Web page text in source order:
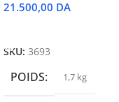
21.500,00 DA
SKU: 3693
POIDS 1,7 kg